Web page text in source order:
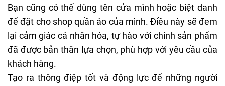
Bạn cũng có thể dùng tên cửa mình hoặc biệt danh
để đặt cho shop quần áo của mình. Điều này sẽ đem
lại cảm giác cá nhân hóa, tự hào với chính sản phẩm
đã được bản thân lựa chọn, phù hợp với yêu cầu của
khách hàng.
Tạo ra thông điệp tốt và động lực để những người